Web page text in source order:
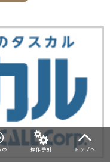
の! 操作手引 トップへ